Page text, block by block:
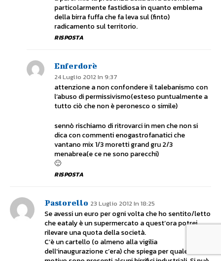
particolarmente fastidiosa in quanto emblema
della birra fuffa che fa leva sul (finto)
radicamento sul territorio.
RISPOSTA
Enferdorè
24 Luglio 2012 In 9:37
attenzione a non confondere il talebanismo con
l’abuso di permissivismo(esteso puntualmente a
tutto ciò che non è peronesco o simile)
sennò rischiamo di ritrovarci in men che non si
dica con commenti enogastrofanatici che
vantano mix 1/3 moretti grand gru 2/3
menabrea(e ce ne sono parecchi)
🙂
RISPOSTA
Pastorello 23 Luglio 2012 In 18:25
Se avessi un euro per ogni volta che ho sentito/letto
che eataly è un supermercato a quest’ora potrei
rilevare una quota della società.
C’è un cartello (o almeno alla vigilia
dell’inaugurazione c’era) che spiega per quale